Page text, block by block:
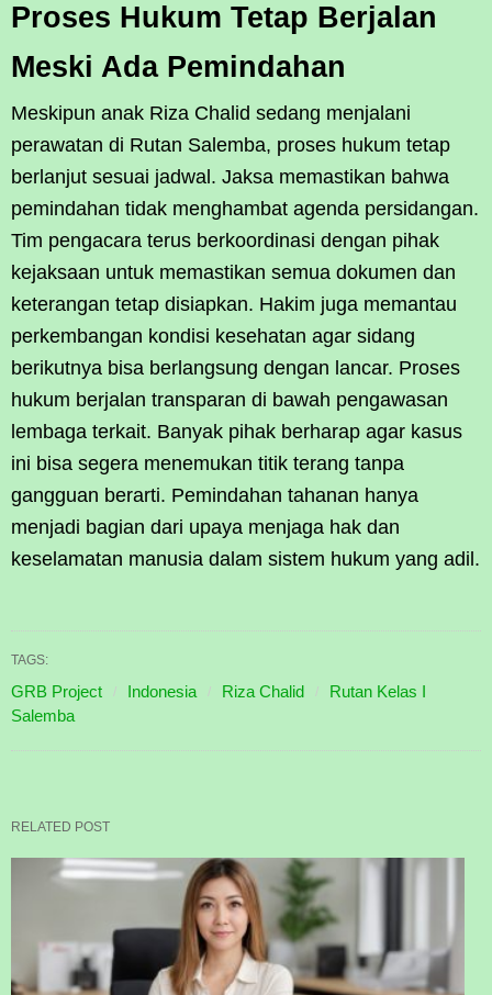
Proses Hukum Tetap Berjalan
Meski Ada Pemindahan
Meskipun anak Riza Chalid sedang menjalani
perawatan di Rutan Salemba, proses hukum tetap
berlanjut sesuai jadwal. Jaksa memastikan bahwa
pemindahan tidak menghambat agenda persidangan.
Tim pengacara terus berkoordinasi dengan pihak
kejaksaan untuk memastikan semua dokumen dan
keterangan tetap disiapkan. Hakim juga memantau
perkembangan kondisi kesehatan agar sidang
berikutnya bisa berlangsung dengan lancar. Proses
hukum berjalan transparan di bawah pengawasan
lembaga terkait. Banyak pihak berharap agar kasus
ini bisa segera menemukan titik terang tanpa
gangguan berarti. Pemindahan tahanan hanya
menjadi bagian dari upaya menjaga hak dan
keselamatan manusia dalam sistem hukum yang adil.
TAGS:
GRB Project Indonesia Riza Chalid
Rutan Kelas I
Salemba
RELATED POST